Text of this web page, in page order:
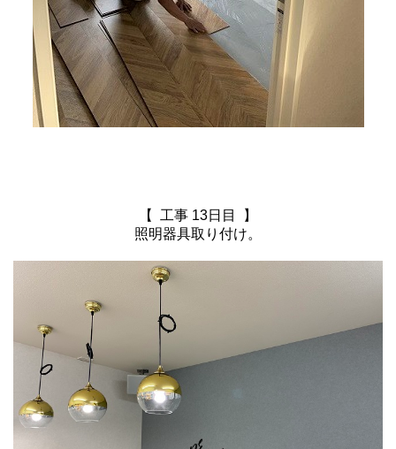
【 工事 13日目 】
照明器具取り付け。